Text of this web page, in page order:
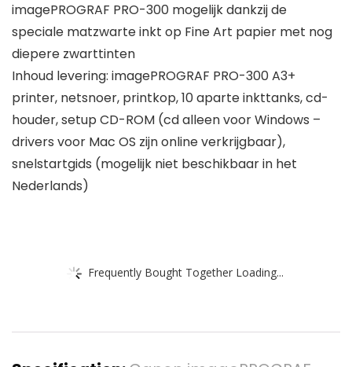
imagePROGRAF PRO-300 mogelijk dankzij de
speciale matzwarte inkt op Fine Art papier met nog
diepere zwarttinten
Inhoud levering: imagePROGRAF PRO-300 A3+
printer, netsnoer, printkop, 10 aparte inkttanks, cd-
houder, setup CD-ROM (cd alleen voor Windows –
drivers voor Mac OS zijn online verkrijgbaar),
snelstartgids (mogelijk niet beschikbaar in het
Nederlands)
Frequently Bought Together Loading...